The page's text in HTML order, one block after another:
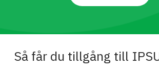
Så får du tillgång till